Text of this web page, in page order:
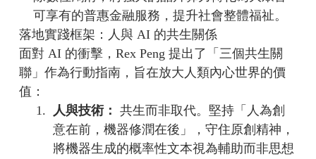
可享有的普惠金融服務，提升社會整體福祉。
落地實踐框架：人與 AI 的共生關係
面對 AI 的衝擊，Rex Peng 提出了「三個共生關
聯」作為行動指南，旨在放大人類內心世界的價
值：
1.
人與技術： 共生而非取代。堅持「人為創
意在前，機器修潤在後」，守住原創精神，
將機器生成的概率性文本視為輔助而非思想